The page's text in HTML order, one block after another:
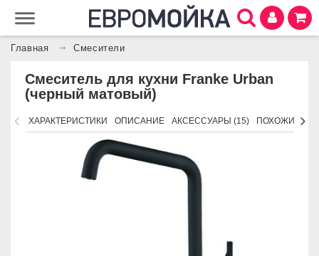
Главная Смесители
Смеситель для кухни Franke Urban
(черный матовый)
ХАРАКТЕРИСТИКИ ОПИСАНИЕ АКСЕССУАРЫ (15) ПОХОЖИЕ